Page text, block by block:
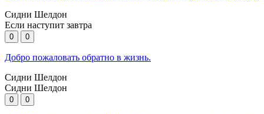
Сидни Шелдон
Если наступит завтра
0 0
Добро пожаловать обратно в жизнь.
Сидни Шелдон
Сидни Шелдон
0 0